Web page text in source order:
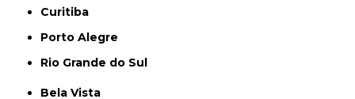
Curitiba
Porto Alegre
Rio Grande do Sul
Bela Vista